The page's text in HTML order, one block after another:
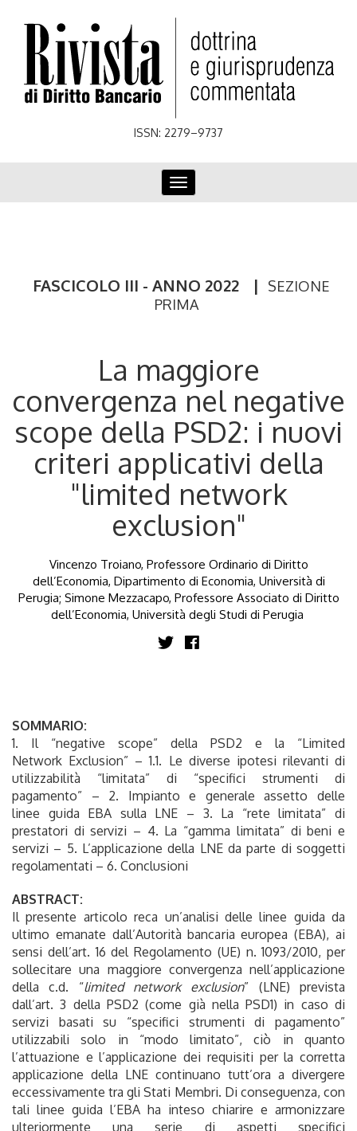
ISSN: 2279–9737
Toggle
navigation
FASCICOLO III - ANNO 2022 |
SEZIONE
PRIMA
La maggiore
convergenza nel negative
scope della PSD2: i nuovi
criteri applicativi della
"limited network
exclusion"
Vincenzo Troiano, Professore Ordinario di Diritto
dell’Economia, Dipartimento di Economia, Università di
Perugia; Simone Mezzacapo, Professore Associato di Diritto
dell’Economia, Università degli Studi di Perugia
SOMMARIO:
1. Il “negative scope” della PSD2 e la “Limited
Network Exclusion” – 1.1. Le diverse ipotesi rilevanti di
utilizzabilità “limitata” di “specifici strumenti di
pagamento” – 2. Impianto e generale assetto delle
linee guida EBA sulla LNE – 3. La “rete limitata” di
prestatori di servizi – 4. La “gamma limitata” di beni e
servizi – 5. L’applicazione della LNE da parte di soggetti
regolamentati – 6. Conclusioni
ABSTRACT:
Il presente articolo reca un’analisi delle linee guida da
ultimo emanate dall’Autorità bancaria europea (EBA), ai
sensi dell’art. 16 del Regolamento (UE) n. 1093/2010, per
sollecitare una maggiore convergenza nell’applicazione
della c.d. “limited network exclusion” (LNE) prevista
dall’art. 3 della PSD2 (come già nella PSD1) in caso di
servizi basati su “specifici strumenti di pagamento”
utilizzabili solo in “modo limitato”, ciò in quanto
l’attuazione e l’applicazione dei requisiti per la corretta
applicazione della LNE continuano tutt’ora a divergere
eccessivamente tra gli Stati Membri. Di conseguenza, con
tali linee guida l’EBA ha inteso chiarire e armonizzare
ulteriormente una serie di aspetti specifici